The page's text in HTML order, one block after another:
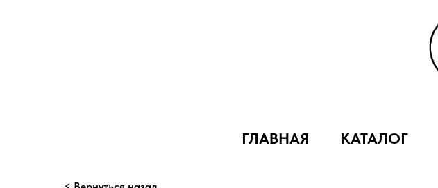
ГЛАВНАЯ КАТАЛОГ